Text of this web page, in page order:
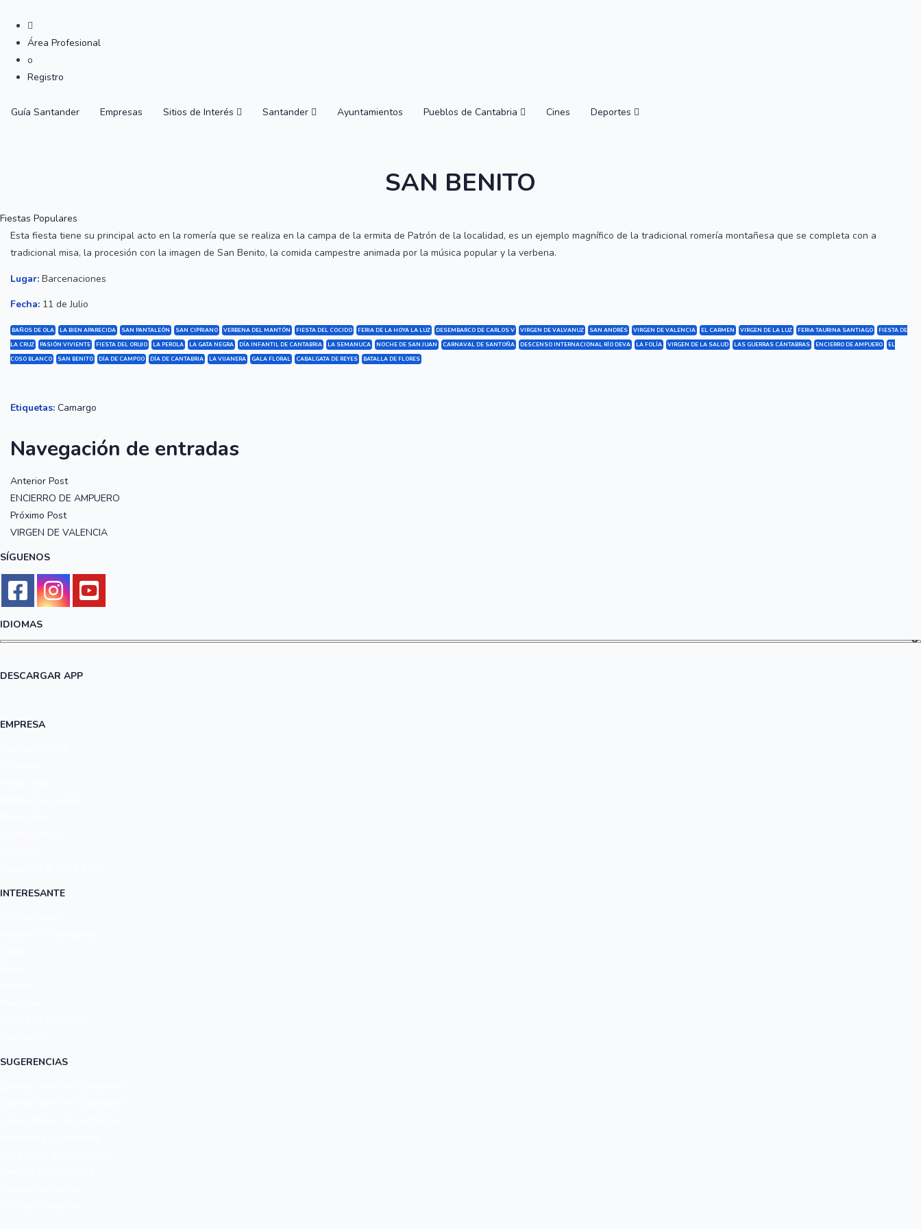
Área Profesional
o
Registro
Guía Santander Empresas Sitios de Interés Santander Ayuntamientos Pueblos de Cantabria Cines Deportes
SAN BENITO
Fiestas Populares
Esta fiesta tiene su principal acto en la romería que se realiza en la campa de la ermita de Patrón de la localidad, es un ejemplo magnífico de la tradicional romería montañesa que se completa con a
tradicional misa, la procesión con la imagen de San Benito, la comida campestre animada por la música popular y la verbena.
Lugar: Barcenaciones
Fecha: 11 de Julio
BAÑOS DE OLA LA BIEN APARECIDA SAN PANTALEÓN SAN CIPRIANO VERBENA DEL MANTÓN FIESTA DEL COCIDO FERIA DE LA HOYA LA LUZ DESEMBARCO DE CARLOS V VIRGEN DE VALVANUZ SAN ANDRÉS VIRGEN DE VALENCIA EL CARMEN VIRGEN DE LA LUZ FERIA TAURINA SANTIAGO
FIESTA DE
LA CRUZ
PASIÓN VIVIENTE FIESTA DEL ORUJO LA PEROLA LA GATA NEGRA DÍA INFANTIL DE CANTABRIA LA SEMANUCA NOCHE DE SAN JUAN CARNAVAL DE SANTOÑA DESCENSO INTERNACIONAL RÍO DEVA LA FOLÍA VIRGEN DE LA SALUD LAS GUERRAS CÁNTABRAS ENCIERRO DE AMPUERO
EL
COSO BLANCO
SAN BENITO DÍA DE CAMPOO DÍA DE CANTABRIA LA VIJANERA GALA FLORAL CABALGATA DE REYES BATALLA DE FLORES
Etiquetas: Camargo
Navegación de entradas
Anterior Post
ENCIERRO DE AMPUERO
Próximo Post
VIRGEN DE VALENCIA
SÍGUENOS
IDIOMAS
DESCARGAR APP
EMPRESA
INTERESANTE
SUGERENCIAS